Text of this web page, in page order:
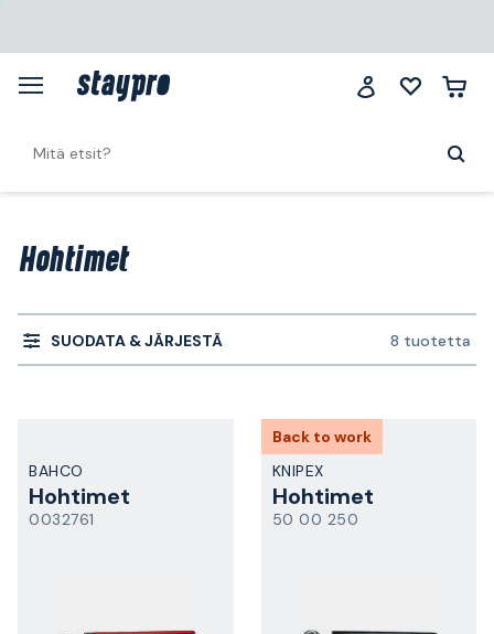
Hohtimet
SUODATA & JÄRJESTÄ 8 tuotetta
BAHCO
Hohtimet
0032761
Back to work
KNIPEX
Hohtimet
50 00 250